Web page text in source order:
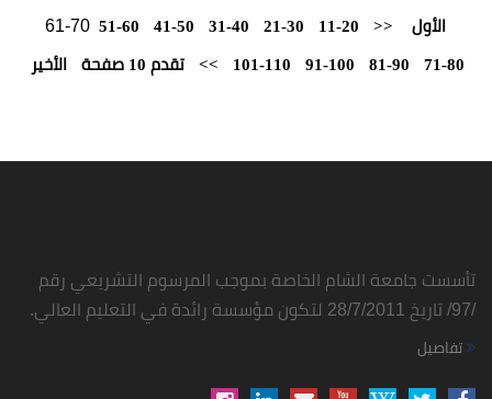
الأول <<
11-20
21-30
31-40
41-50
51-60
71-80
81-90
91-100
101-110
>> تقدم 10 صفحة الأخير
تأسست جامعة الشام الخاصة بموجب المرسوم التشريعي رقم
/97/ تاريخ 28/7/2011 لتكون مؤسسة رائدة في التعليم العالي.
تفاصيل